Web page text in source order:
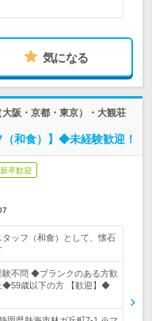
気になる
阪・京都・東京）・大観荘
和食）】◆未経験歓迎！
卒歓迎
ッフ（和食）として、懐石
験不問 ◆ブランクのある方歓
◆59歳以下の方 【歓迎】◆